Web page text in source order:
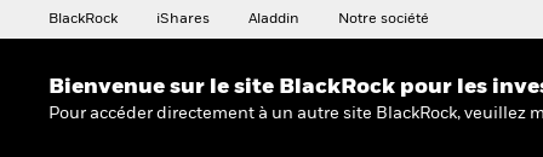
BlackRock iShares Aladdin Notre société
Bienvenue sur le site BlackRock pour les
Pour accéder directement à un autre site BlackRock, veuillez